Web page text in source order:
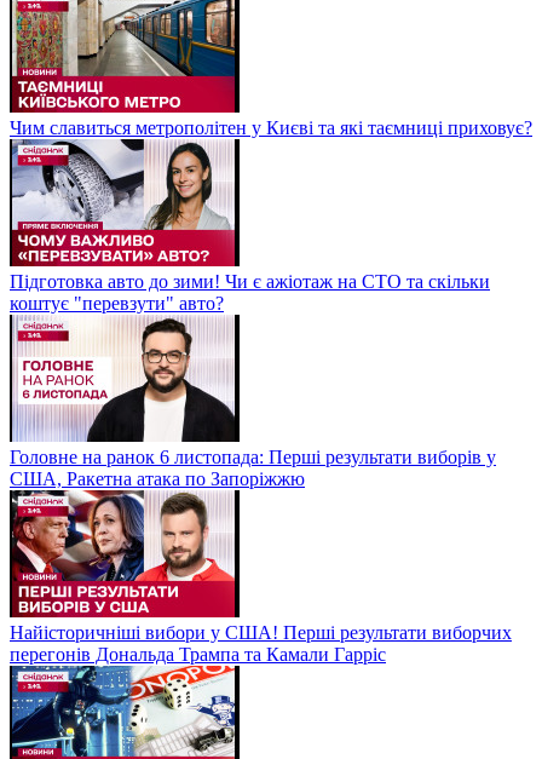
Чим славиться метрополітен у Києві та які таємниці приховує?
Підготовка авто до зими! Чи є ажіотаж на СТО та скільки
коштує "перевзути" авто?
Головне на ранок 6 листопада: Перші результати виборів у
США, Ракетна атака по Запоріжжю
Найісторичніші вибори у США! Перші результати виборчих
перегонів Дональда Трампа та Камали Гарріс